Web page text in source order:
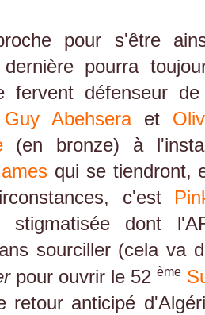
pour s'être
pourra
fervent défenseur
Guy Abehseraet
(en bronze) à
qui se tiendront,
c'est
stigmatisée dont
sourciller (cela va
pour ouvrir le 52 ème
retour anticipé